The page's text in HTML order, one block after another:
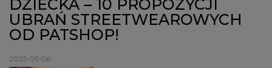
DZIECKA – 10 PROPOZYCJI
UBRAŃ STREETWEAROWYCH
OD PATSHOP!
2025-05-06